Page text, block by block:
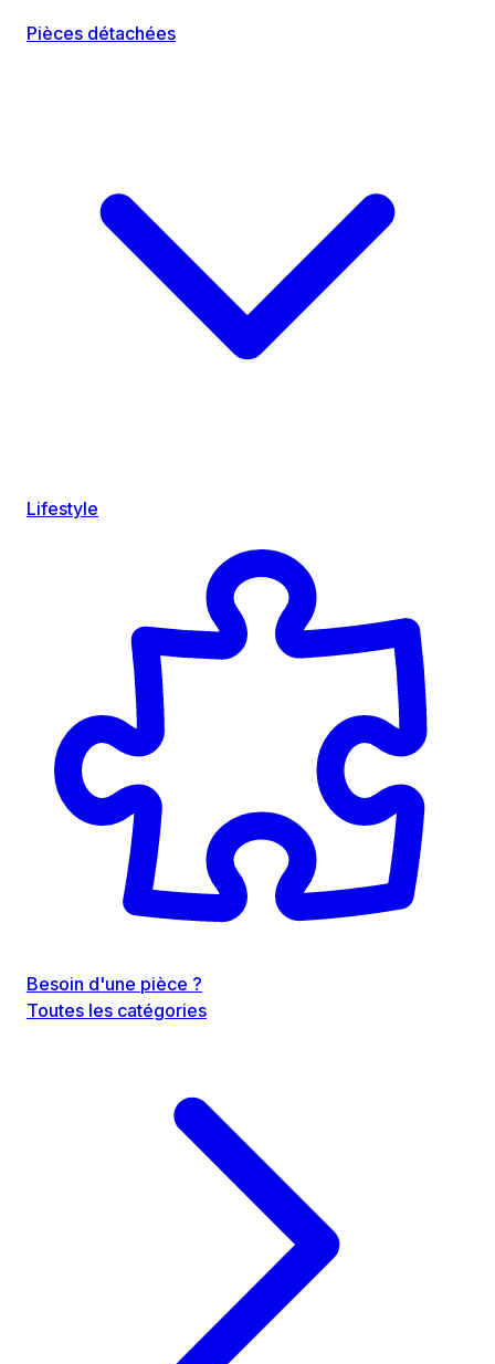
Pièces détachées
Lifestyle
Besoin d'une pièce ?
Toutes les catégories